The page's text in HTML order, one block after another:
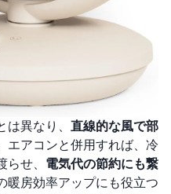
異なり、 直線的な風で部
エアコンと併用すれば、冷
せ、 電気代の節約にも繋
暖房効率アップにも役立つ